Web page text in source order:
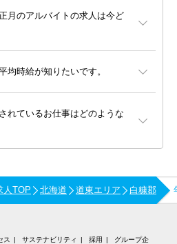
月のアルバイトの求人は今ど
均時給が知りたいです。
れているお仕事はどのような
人TOP 北海道 道東エリア 白糠郡
ス サステナビリティ 採用 グループ企